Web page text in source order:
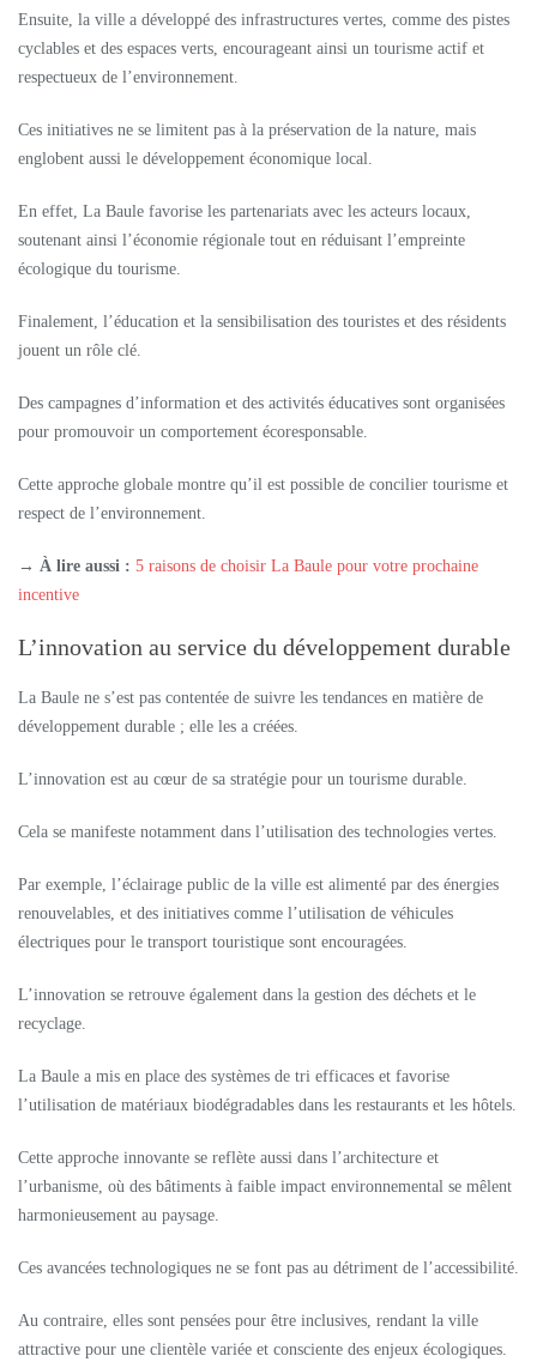
Ensuite, la ville a développé des infrastructures vertes, comme des pistes
cyclables et des espaces verts, encourageant ainsi un tourisme actif et
respectueux de l’environnement.
Ces initiatives ne se limitent pas à la préservation de la nature, mais
englobent aussi le développement économique local.
En effet, La Baule favorise les partenariats avec les acteurs locaux,
soutenant ainsi l’économie régionale tout en réduisant l’empreinte
écologique du tourisme.
Finalement, l’éducation et la sensibilisation des touristes et des résidents
jouent un rôle clé.
Des campagnes d’information et des activités éducatives sont organisées
pour promouvoir un comportement écoresponsable.
Cette approche globale montre qu’il est possible de concilier tourisme et
respect de l’environnement.
→ À lire aussi : 5 raisons de choisir La Baule pour votre prochaine
incentive
L’innovation au service du développement durable
La Baule ne s’est pas contentée de suivre les tendances en matière de
développement durable ; elle les a créées.
L’innovation est au cœur de sa stratégie pour un tourisme durable.
Cela se manifeste notamment dans l’utilisation des technologies vertes.
Par exemple, l’éclairage public de la ville est alimenté par des énergies
renouvelables, et des initiatives comme l’utilisation de véhicules
électriques pour le transport touristique sont encouragées.
L’innovation se retrouve également dans la gestion des déchets et le
recyclage.
La Baule a mis en place des systèmes de tri efficaces et favorise
l’utilisation de matériaux biodégradables dans les restaurants et les hôtels.
Cette approche innovante se reflète aussi dans l’architecture et
l’urbanisme, où des bâtiments à faible impact environnemental se mêlent
harmonieusement au paysage.
Ces avancées technologiques ne se font pas au détriment de l’accessibilité.
Au contraire, elles sont pensées pour être inclusives, rendant la ville
attractive pour une clientèle variée et consciente des enjeux écologiques.